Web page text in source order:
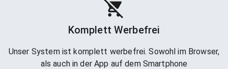
Komplett Werbefrei
Unser System ist komplett werbefrei. Sowohl im Browser,
als auch in der App auf dem Smartphone